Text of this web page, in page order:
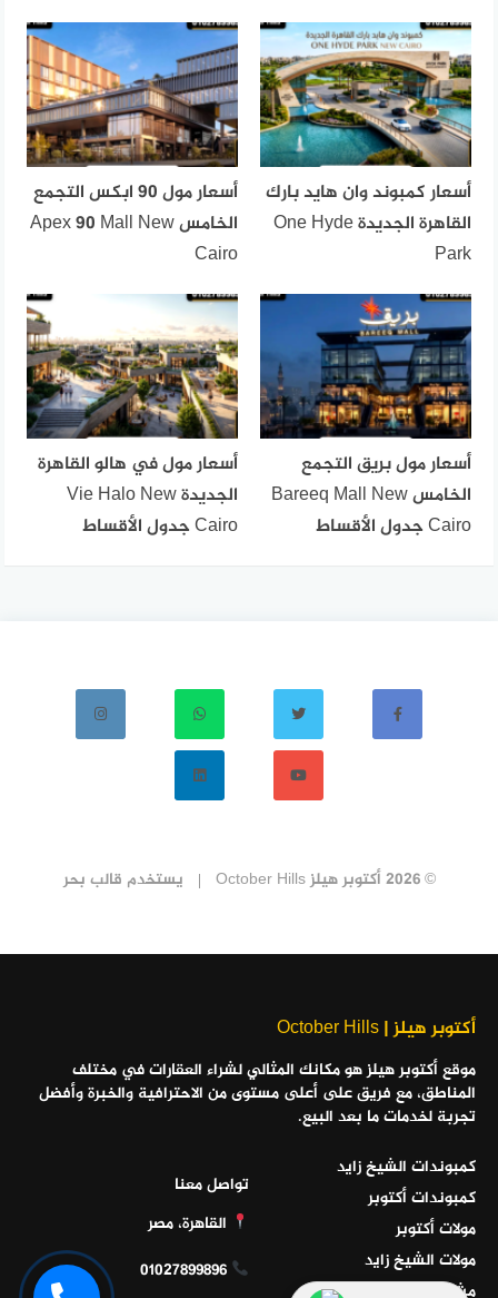
أسعار كمبوند وان هايد بارك
القاهرة الجديدة One Hyde
Park
أسعار مول 90 ابكس التجمع
الخامس Apex 90 Mall New
Cairo
أسعار مول بريق التجمع
الخامس Bareeq Mall New
Cairo جدول الأقساط
أسعار مول في هالو القاهرة
الجديدة Vie Halo New
Cairo جدول الأقساط
© 2026 أكتوبر هيلز October Hills يستخدم قالب بحر
أكتوبر هيلز | October Hills
موقع أكتوبر هيلز هو مكانك المثالي لشراء العقارات في مختلف
المناطق، مع فريق على أعلى مستوى من الاحترافية والخبرة وأفضل
تجربة لخدمات ما بعد البيع.
كمبوندات الشيخ زايد
كمبوندات أكتوبر
مولات أكتوبر
مولات الشيخ زايد
مشاريع الساحل الشمالي
تواصل معنا
القاهرة، مصر
01027899896